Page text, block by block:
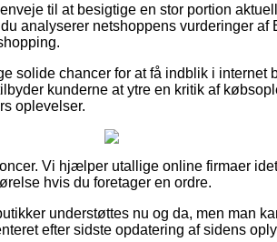
til at besigtige en stor portion
analyserer netshoppens vurderinger af
solide chancer for at få indblik i internet
kunderne at ytre en kritik af
oplevelser.
Vi hjælper utallige online firmaer
hvis du foretager en ordre.
understøttes nu og da, men man
efter sidste opdatering af sidens